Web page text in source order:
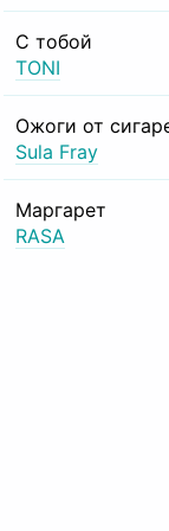
С тобой
TONI
Ожоги от
Sula Fray
Маргарет
RASA